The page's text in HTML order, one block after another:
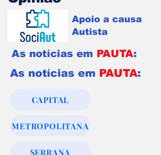
Apoio a causa
Autista
As notícias em PAUTA:
As notícias em PAUTA:
CAPITAL
METROPOLITANA
SERRANA